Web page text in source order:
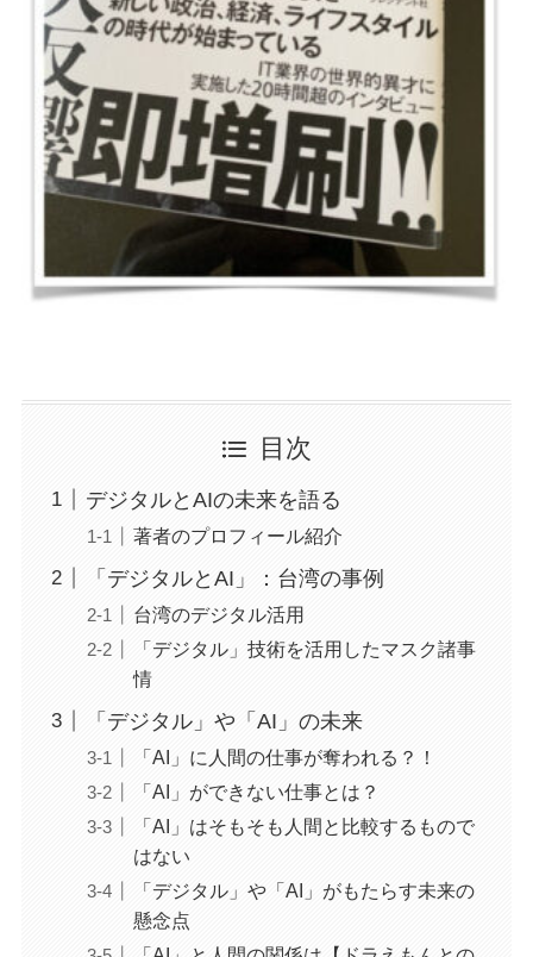
目次
デジタルとAIの未来を語る
著者のプロフィール紹介
「デジタルとAI」：台湾の事例
台湾のデジタル活用
「デジタル」技術を活用したマスク諸事
情
「デジタル」や「AI」の未来
「AI」に人間の仕事が奪われる？！
「AI」ができない仕事とは？
「AI」はそもそも人間と比較するもので
はない
「デジタル」や「AI」がもたらす未来の
懸念点